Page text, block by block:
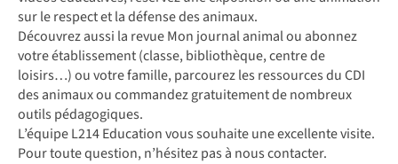
sur le respect et la défense des animaux.
Découvrez aussi la revue Mon journal animal ou abonnez
votre établissement (classe, bibliothèque, centre de
loisirs…) ou votre famille, parcourez les ressources du CDI
des animaux ou commandez gratuitement de nombreux
outils pédagogiques.
L’équipe L214 Education vous souhaite une excellente visite.
Pour toute question, n’hésitez pas à nous contacter.